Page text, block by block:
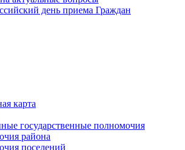
день приема Граждан
карта
государственные полномочия
района
поселений